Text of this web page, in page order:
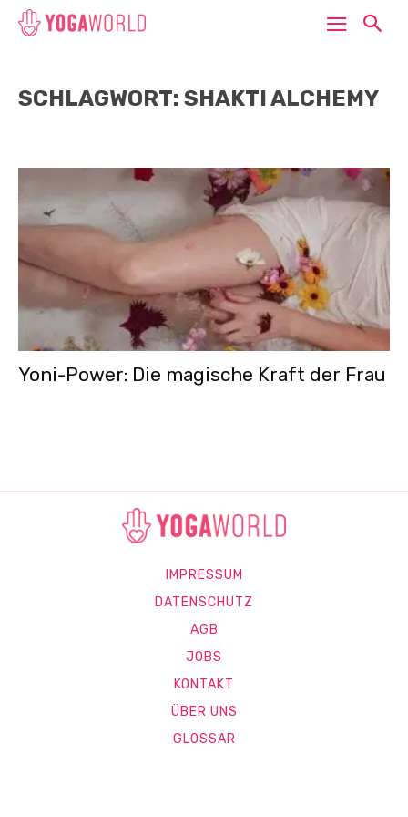
SCHLAGWORT: SHAKTI ALCHEMY
Yoni-Power: Die magische Kraft der Frau
IMPRESSUM
DATENSCHUTZ
AGB
JOBS
KONTAKT
ÜBER UNS
GLOSSAR